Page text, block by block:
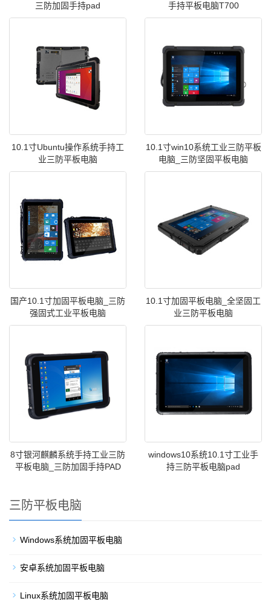
三防加固手持pad
手持平板电脑T700
10.1寸Ubuntu操作系统手持工
业三防平板电脑
10.1寸win10系统工业三防平板
电脑_三防坚固平板电脑
国产10.1寸加固平板电脑_三防
强固式工业平板电脑
10.1寸加固平板电脑_全坚固工
业三防平板电脑
8寸银河麒麟系统手持工业三防
平板电脑_三防加固手持PAD
windows10系统10.1寸工业手
持三防平板电脑pad
三防平板电脑
Windows系统加固平板电脑
安卓系统加固平板电脑
Linux系统加固平板电脑